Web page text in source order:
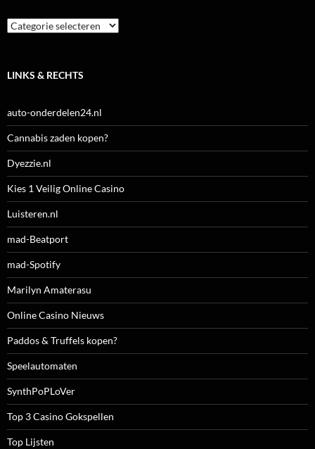
Categorieën
LINKS & RECHTS
auto-onderdelen24.nl
Cannabis zaden kopen?
Dyezzie.nl
Kies 1 Veilig Online Casino
Luisteren.nl
mad-Beatport
mad-Spotify
Marilyn Amaterasu
Online Casino Nieuws
Paddos & Truffels kopen?
Speelautomaten
SynthPoPLoVer
Top 3 Casino Gokspellen
Top Lijsten